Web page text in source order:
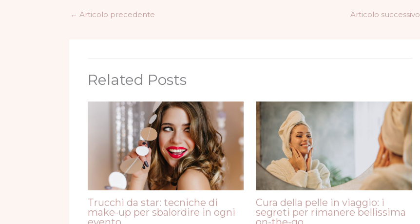
← Articolo precedente Articolo successivo
Related Posts
Trucchi da star: tecniche di
make-up per sbalordire in ogni
Cura della pelle in viaggio: i
segreti per rimanere bellissima